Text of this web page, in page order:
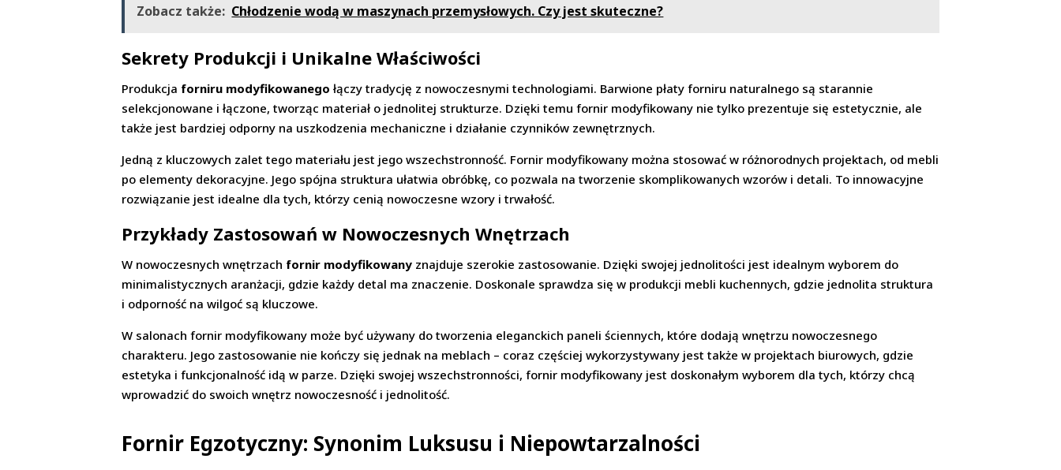
Zobacz także: Chłodzenie wodą w maszynach przemysłowych. Czy jest skuteczne?
Sekrety Produkcji i Unikalne Właściwości
Produkcja forniru modyfikowanego łączy tradycję z nowoczesnymi technologiami. Barwione płaty forniru naturalnego są starannie
selekcjonowane i łączone, tworząc materiał o jednolitej strukturze. Dzięki temu fornir modyfikowany nie tylko prezentuje się estetycznie, ale
także jest bardziej odporny na uszkodzenia mechaniczne i działanie czynników zewnętrznych.
Jedną z kluczowych zalet tego materiału jest jego wszechstronność. Fornir modyfikowany można stosować w różnorodnych projektach, od mebli
po elementy dekoracyjne. Jego spójna struktura ułatwia obróbkę, co pozwala na tworzenie skomplikowanych wzorów i detali. To innowacyjne
rozwiązanie jest idealne dla tych, którzy cenią nowoczesne wzory i trwałość.
Przykłady Zastosowań w Nowoczesnych Wnętrzach
W nowoczesnych wnętrzach fornir modyfikowany znajduje szerokie zastosowanie. Dzięki swojej jednolitości jest idealnym wyborem do
minimalistycznych aranżacji, gdzie każdy detal ma znaczenie. Doskonale sprawdza się w produkcji mebli kuchennych, gdzie jednolita struktura
i odporność na wilgoć są kluczowe.
W salonach fornir modyfikowany może być używany do tworzenia eleganckich paneli ściennych, które dodają wnętrzu nowoczesnego
charakteru. Jego zastosowanie nie kończy się jednak na meblach – coraz częściej wykorzystywany jest także w projektach biurowych, gdzie
estetyka i funkcjonalność idą w parze. Dzięki swojej wszechstronności, fornir modyfikowany jest doskonałym wyborem dla tych, którzy chcą
wprowadzić do swoich wnętrz nowoczesność i jednolitość.
Fornir Egzotyczny: Synonim Luksusu i Niepowtarzalności